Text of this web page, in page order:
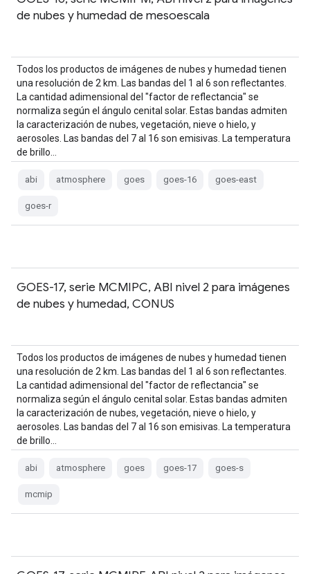
de nubes y humedad de mesoescala
Todos los productos de imágenes de nubes y humedad tienen
una resolución de 2 km. Las bandas del 1 al 6 son reflectantes.
La cantidad adimensional del "factor de reflectancia" se
normaliza según el ángulo cenital solar. Estas bandas admiten
la caracterización de nubes, vegetación, nieve o hielo, y
aerosoles. Las bandas del 7 al 16 son emisivas. La temperatura
de brillo…
abi atmosphere goes goes-16 goes-east
goes-r
GOES-17, serie MCMIPC, ABI nivel 2 para imágenes
de nubes y humedad, CONUS
Todos los productos de imágenes de nubes y humedad tienen
una resolución de 2 km. Las bandas del 1 al 6 son reflectantes.
La cantidad adimensional del "factor de reflectancia" se
normaliza según el ángulo cenital solar. Estas bandas admiten
la caracterización de nubes, vegetación, nieve o hielo, y
aerosoles. Las bandas del 7 al 16 son emisivas. La temperatura
de brillo…
abi atmosphere goes goes-17 goes-s
mcmip